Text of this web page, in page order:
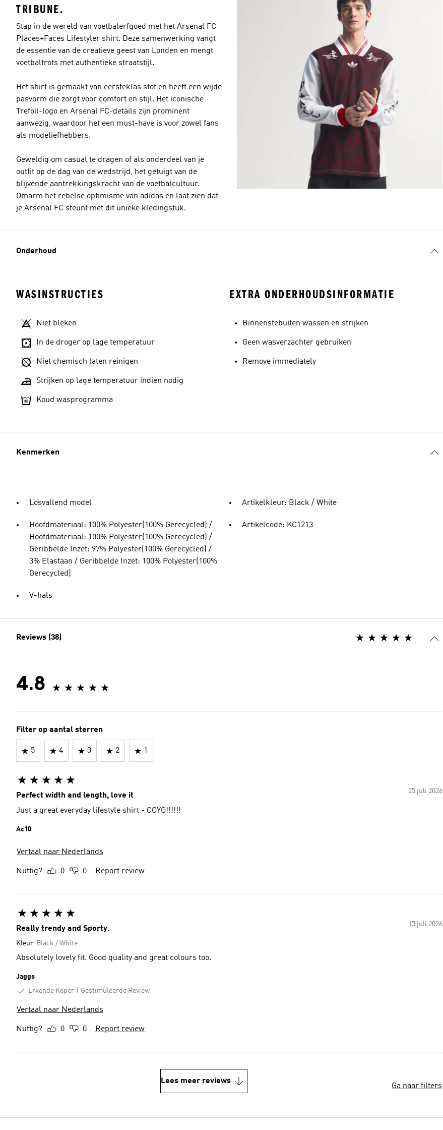
TRIBUNE.
Stap in de wereld van voetbalerfgoed met het Arsenal FC
Places+Faces Lifestyler shirt. Deze samenwerking vangt
de essentie van de creatieve geest van Londen en mengt
voetbaltrots met authentieke straatstijl.
Het shirt is gemaakt van eersteklas stof en heeft een wijde
pasvorm die zorgt voor comfort en stijl. Het iconische
Trefoil-logo en Arsenal FC-details zijn prominent
aanwezig, waardoor het een must-have is voor zowel fans
als modeliefhebbers.
Geweldig om casual te dragen of als onderdeel van je
outfit op de dag van de wedstrijd, het getuigt van de
blijvende aantrekkingskracht van de voetbalcultuur.
Omarm het rebelse optimisme van adidas en laat zien dat
je Arsenal FC steunt met dit unieke kledingstuk.
Onderhoud
WASINSTRUCTIES
Niet bleken
In de droger op lage temperatuur
Niet chemisch laten reinigen
Strijken op lage temperatuur indien nodig
Koud wasprogramma
EXTRA ONDERHOUDSINFORMATIE
Binnenstebuiten wassen en strijken
Geen wasverzachter gebruiken
Remove immediately
Kenmerken
Losvallend model
Hoofdmateriaal: 100% Polyester(100% Gerecycled) /
Hoofdmateriaal: 100% Polyester(100% Gerecycled) /
Geribbelde Inzet: 97% Polyester(100% Gerecycled) /
3% Elastaan / Geribbelde Inzet: 100% Polyester(100%
Gerecycled)
V-hals
Artikelkleur: Black / White
Artikelcode: KC1213
Reviews (38)
4.8
Filter op aantal sterren
5 4 3 2 1
25 juli 2026
Perfect width and length, love it
Just a great everyday lifestyle shirt - COYG!!!!!!
Ac10
Vertaal naar Nederlands
Nuttig? 0 0 Report review
15 juli 2026
Really trendy and Sporty.
Kleur: Black / White
Absolutely lovely fit. Good quality and great colours too.
Jaggs
Erkende Koper
Gestimuleerde Review
Vertaal naar Nederlands
Nuttig? 0 0 Report review
Lees meer reviews
Ga naar filters